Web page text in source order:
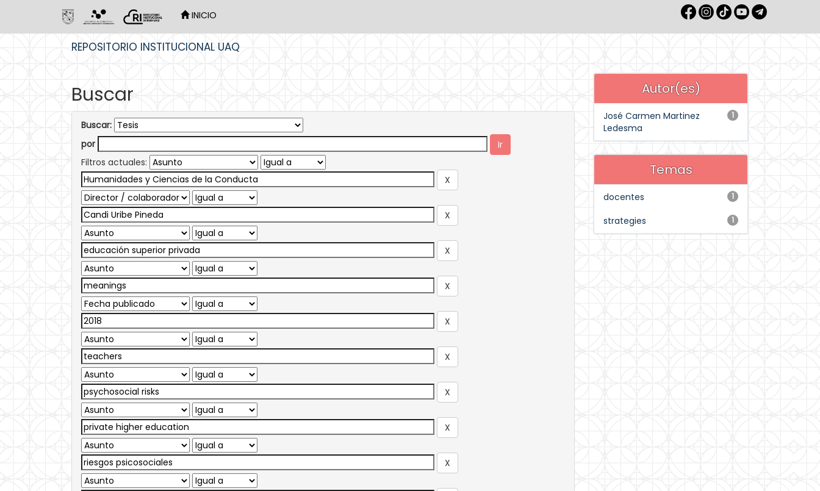
INICIO
REPOSITORIO INSTITUCIONAL UAQ
Buscar
Buscar:
por
Filtros actuales:
Autor(es)
1
José Carmen Martinez
Ledesma
Temas
1
docentes
1
strategies